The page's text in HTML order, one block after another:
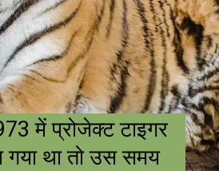
में प्रोजेक्ट टाइगर
गया था तो उस समय